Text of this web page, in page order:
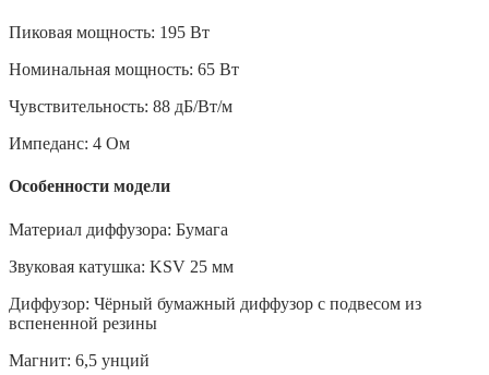
Пиковая мощность: 195 Вт
Номинальная мощность: 65 Вт
Чувствительность: 88 дБ/Вт/м
Импеданс: 4 Ом
Особенности модели
Материал диффузора: Бумага
Звуковая катушка: KSV 25 мм
Диффузор: Чёрный бумажный диффузор с подвесом из
вспененной резины
Магнит: 6,5 унций